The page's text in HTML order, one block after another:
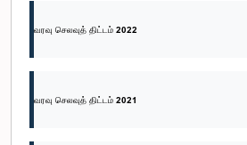
வரவு செலவுத் திட்டம் 2022
வரவு செலவுத் திட்டம் 2021